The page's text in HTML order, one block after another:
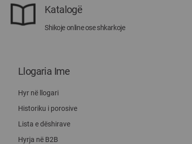
Katalogë
Shikoje online ose shkarkoje
Llogaria Ime
Hyr në llogari
Historiku i porosive
Lista e dëshirave
Hyrja në B2B